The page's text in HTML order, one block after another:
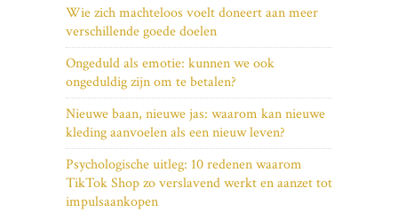
Wie zich machteloos voelt doneert aan meer
verschillende goede doelen
Ongeduld als emotie: kunnen we ook
ongeduldig zijn om te betalen?
Nieuwe baan, nieuwe jas: waarom kan nieuwe
kleding aanvoelen als een nieuw leven?
Psychologische uitleg: 10 redenen waarom
TikTok Shop zo verslavend werkt en aanzet tot
impulsaankopen